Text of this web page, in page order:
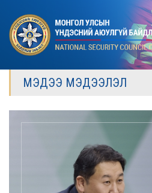
МЭДЭЭ МЭДЭЭЛЭЛ